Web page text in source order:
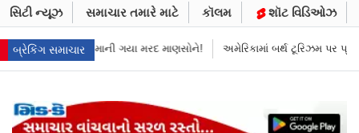
સિટી ન્યૂઝ સમાચાર તમારે માટે કૉલમ શૉટ વિડિઓઝ
બ્રેકિંગ સમાચાર
માની ગયા મરદ માણસોને! અમેરિકામાં બર્થ ટૂરિઝમ પર પ્રતિબંધ મૂક્યો